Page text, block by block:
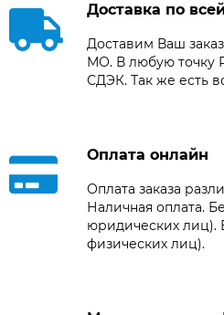
Доставка по
Доставим Ваш
МО. В любую точку
СДЭК. Так же есть
Оплата онлайн
Оплата заказа
Наличная оплата.
юридических лиц).
физических лиц).